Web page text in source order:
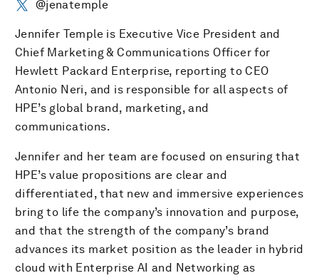
@jenatemple
Jennifer Temple is Executive Vice President and
Chief Marketing & Communications Officer for
Hewlett Packard Enterprise, reporting to CEO
Antonio Neri, and is responsible for all aspects of
HPE’s global brand, marketing, and
communications.
Jennifer and her team are focused on ensuring that
HPE’s value propositions are clear and
differentiated, that new and immersive experiences
bring to life the company’s innovation and purpose,
and that the strength of the company’s brand
advances its market position as the leader in hybrid
cloud with Enterprise AI and Networking as